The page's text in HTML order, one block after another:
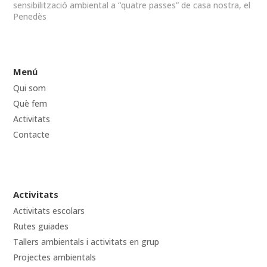
sensibilització ambiental a “quatre passes” de casa nostra, el
Penedès
Menú
Qui som
Què fem
Activitats
Contacte
Activitats
Activitats escolars
Rutes guiades
Tallers ambientals i activitats en grup
Projectes ambientals